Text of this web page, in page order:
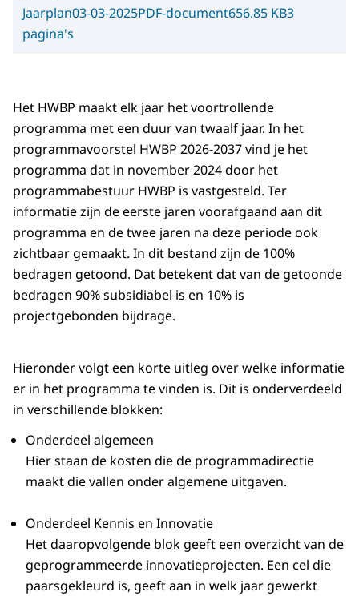
Jaarplan03-03-2025PDF-document656.85 KB3
pagina's
Het HWBP maakt elk jaar het voortrollende
programma met een duur van twaalf jaar. In het
programmavoorstel HWBP 2026-2037 vind je het
programma dat in november 2024 door het
programmabestuur HWBP is vastgesteld. Ter
informatie zijn de eerste jaren voorafgaand aan dit
programma en de twee jaren na deze periode ook
zichtbaar gemaakt. In dit bestand zijn de 100%
bedragen getoond. Dat betekent dat van de getoonde
bedragen 90% subsidiabel is en 10% is
projectgebonden bijdrage.
Hieronder volgt een korte uitleg over welke informatie
er in het programma te vinden is. Dit is onderverdeeld
in verschillende blokken:
Onderdeel algemeen
Hier staan de kosten die de programmadirectie
maakt die vallen onder algemene uitgaven.
Onderdeel Kennis en Innovatie
Het daaropvolgende blok geeft een overzicht van de
geprogrammeerde innovatieprojecten. Een cel die
paarsgekleurd is, geeft aan in welk jaar gewerkt